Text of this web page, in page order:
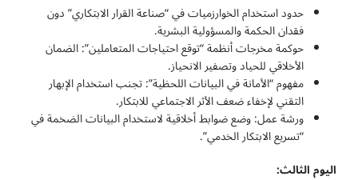
حدود استخدام الخوارزميات في “صناعة القرار الابتكاري” دون
فقدان الحكمة والمسؤولية البشرية.
حوكمة مخرجات أنظمة “توقع احتياجات المتعاملين”: الضمان
الأخلاقي للحياد وتصفير الانحياز.
مفهوم “الأمانة في البيانات اللحظية”: تجنب استخدام الإبهار
التقني لإخفاء ضعف الأثر الاجتماعي للابتكار.
ورشة عمل: وضع ضوابط أخلاقية لاستخدام البيانات الضخمة في
“تسريع الابتكار الخدمي”.
اليوم الثالث: